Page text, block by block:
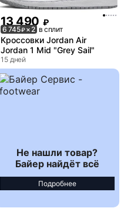
13 490 ₽
6 745₽× 2 в сплит
Кроссовки Jordan Air
Jordan 1 Mid "Grey Sail"
15 дней
Не нашли товар?
Байер найдёт всё
Подробнее